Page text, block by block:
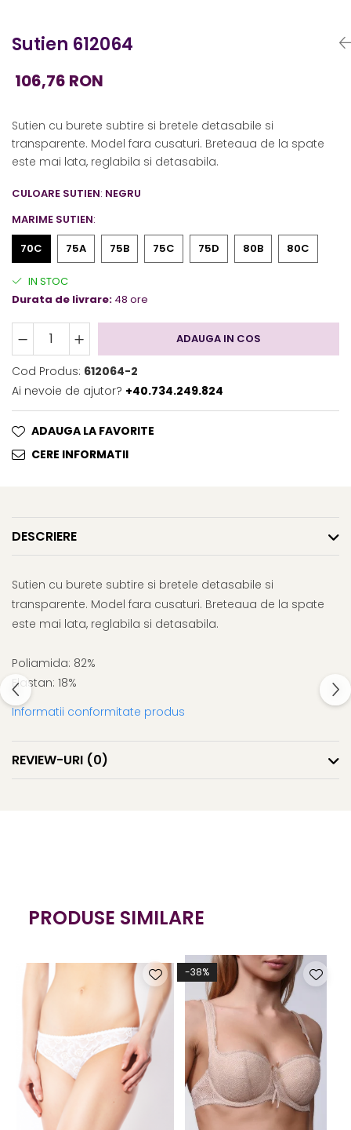
Sutien 612064
106,76 RON
Sutien cu burete subtire si bretele detasabile si
transparente. Model fara cusaturi. Breteaua de la spate
este mai lata, reglabila si detasabila.
CULOARE SUTIEN: NEGRU
MARIME SUTIEN:
70C
75A 75B 75C 75D 80B 80C
IN STOC
Durata de livrare: 48 ore
ADAUGA IN COS
Cod Produs: 612064-2
Ai nevoie de ajutor? +40.734.249.824
ADAUGA LA FAVORITE
CERE INFORMATII
DESCRIERE
Sutien cu burete subtire si bretele detasabile si
transparente. Model fara cusaturi. Breteaua de la spate
este mai lata, reglabila si detasabila.
Poliamida: 82%
Elastan: 18%
Informatii conformitate produs
REVIEW-URI (0)
PRODUSE SIMILARE
-38%